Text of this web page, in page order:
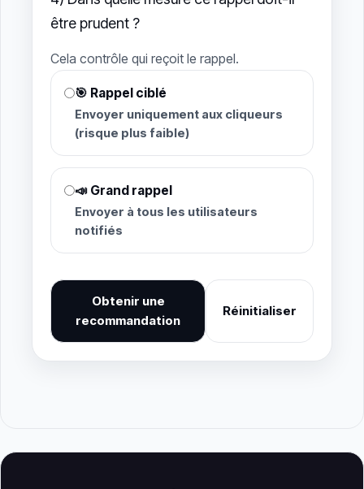
être prudent ?
Cela contrôle qui reçoit le rappel.
🎯 Rappel ciblé
Envoyer uniquement aux cliqueurs
(risque plus faible)
📣 Grand rappel
Envoyer à tous les utilisateurs
notifiés
Obtenir une
recommandation
Réinitialiser